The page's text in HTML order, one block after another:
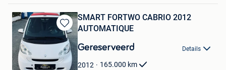
Bewaren
in
Mijn
Favorieten
SMART FORTWO CABRIO 2012
AUTOMATIQUE
Gereserveerd Details
2012 165.000 km